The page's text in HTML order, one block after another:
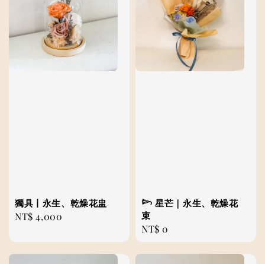
獨具丨永生、乾燥花盅
Regular
NT$ 4,000
𓆸 星芒｜永生、乾燥花
束
Regular
price
NT$ 0